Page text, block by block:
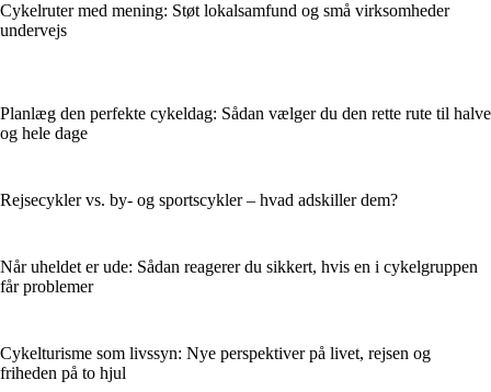
Cykelruter med mening: Støt lokalsamfund og små virksomheder
undervejs
Planlæg den perfekte cykeldag: Sådan vælger du den rette rute til halve
og hele dage
Rejsecykler vs. by- og sportscykler – hvad adskiller dem?
Når uheldet er ude: Sådan reagerer du sikkert, hvis en i cykelgruppen
får problemer
Cykelturisme som livssyn: Nye perspektiver på livet, rejsen og
friheden på to hjul